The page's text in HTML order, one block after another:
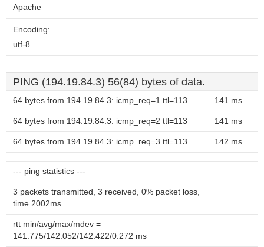
Apache
Encoding:
utf-8
PING (194.19.84.3) 56(84) bytes of data.
64 bytes from 194.19.84.3: icmp_req=1 ttl=113 141 ms
64 bytes from 194.19.84.3: icmp_req=2 ttl=113 141 ms
64 bytes from 194.19.84.3: icmp_req=3 ttl=113 142 ms
--- ping statistics ---
3 packets transmitted, 3 received, 0% packet loss,
time 2002ms
rtt min/avg/max/mdev =
141.775/142.052/142.422/0.272 ms